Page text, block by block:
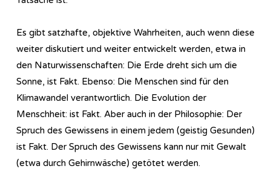
Es gibt satzhafte, objektive Wahrheiten, auch wenn diese
weiter diskutiert und weiter entwickelt werden, etwa in
den Naturwissenschaften: Die Erde dreht sich um die
Sonne, ist Fakt. Ebenso: Die Menschen sind für den
Klimawandel verantwortlich. Die Evolution der
Menschheit: ist Fakt. Aber auch in der Philosophie: Der
Spruch des Gewissens in einem jedem (geistig Gesunden)
ist Fakt. Der Spruch des Gewissens kann nur mit Gewalt
(etwa durch Gehirnwäsche) getötet werden.